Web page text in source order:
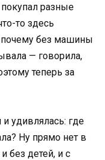
разные
то здесь
почему без машины
— говорила,
теперь за
удивлялась: где
Ну прямо нет в
без детей, и с